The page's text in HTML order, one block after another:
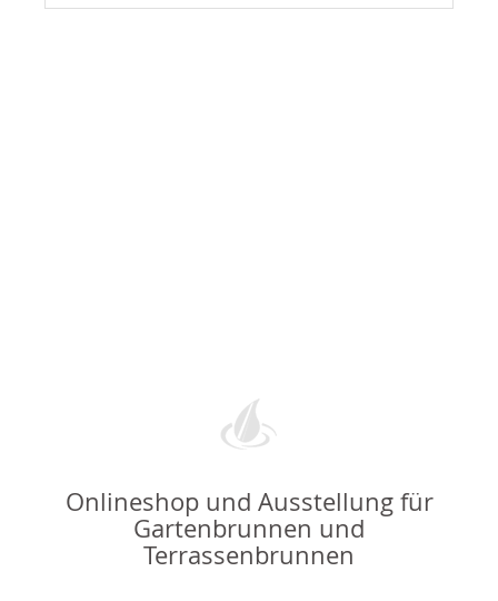
Onlineshop und Ausstellung für
Gartenbrunnen und
Terrassenbrunnen